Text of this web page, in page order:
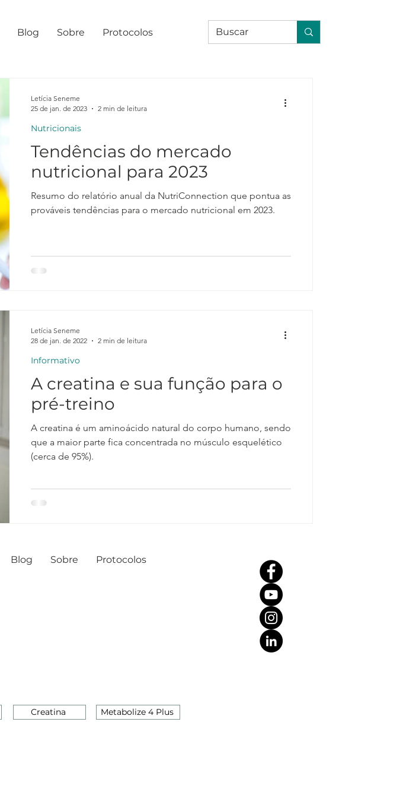
Blog Sobre Protocolos
Tendências do mercado
nutricional para 2023
Resumo do relatório anual da NutriConnection que pontua as
prováveis tendências para o mercado nutricional em 2023.
Nutricionais
Letícia Seneme
25 de jan. de 2023
2 min de leitura
A creatina e sua função para o
pré-treino
A creatina é um aminoácido natural do corpo humano, sendo
que a maior parte fica concentrada no músculo esquelético
(cerca de 95%).
Informativo
Letícia Seneme
28 de jan. de 2022
2 min de leitura
Blog Sobre Protocolos
Creatina
Metabolize 4 Plus